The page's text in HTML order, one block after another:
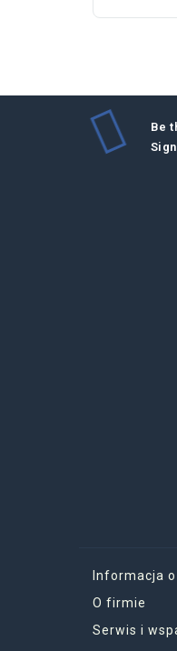
Be
Informacja
O firmie
Serwis i